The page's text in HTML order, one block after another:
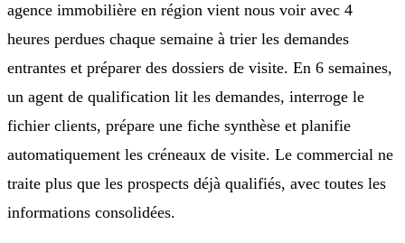
agence immobilière en région vient nous voir avec 4
heures perdues chaque semaine à trier les demandes
entrantes et préparer des dossiers de visite. En 6 semaines,
un agent de qualification lit les demandes, interroge le
fichier clients, prépare une fiche synthèse et planifie
automatiquement les créneaux de visite. Le commercial ne
traite plus que les prospects déjà qualifiés, avec toutes les
informations consolidées.